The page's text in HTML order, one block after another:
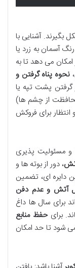
بگیرند. آشنایی با
رنگ آسمان به زرد یا
می دهد تا به
نحوه پناه گرفتن و
گرفتن پشت تپه یا
از چشم ها)
برای فروکش
و مسئولیت پذیری
، دور از بوته ها و
ای، تضمین
آتش و عدم دفن
برای سال ها داغ
برایحفظ منابع
شود تا حد امکان